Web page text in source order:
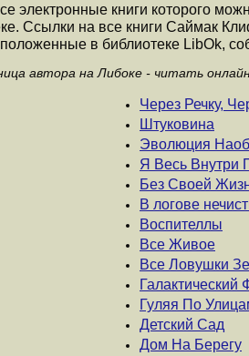
электронные книги которого
Ссылки на все книги Саймак
в библиотеке LibOk,
автора на Либоке - читать
Через Речку,
Штуковина
Эволюция
Я Весь Внутри
Без Своей
В логове
Воспителлы
Все Живое
Все Ловушки
Галактический
Гуляя По
Детский Сад
Дом На Берегу